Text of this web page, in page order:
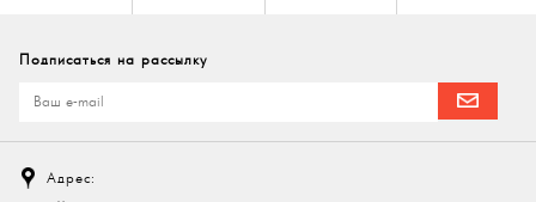
Подписаться на рассылку
Адрес: